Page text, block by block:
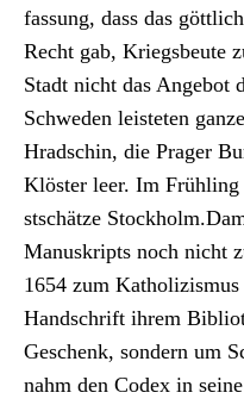
fas­sung, dass das
Recht gab, Kriegs­beute
Stadt nicht das Ange­bot
Schwe­den leis­teten
Hrad­schin, die Prager
Klöster leer. Im
stschätze
Manuskripts noch nicht
1654 zum
Hand­schrift ihrem
Geschenk, son­dern um
nahm den Codex in